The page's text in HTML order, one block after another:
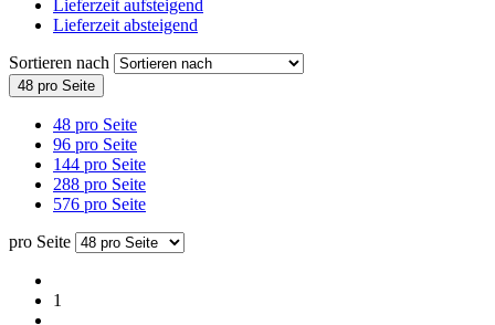
Lieferzeit aufsteigend
Lieferzeit absteigend
Sortieren nach
48 pro Seite
48 pro Seite
96 pro Seite
144 pro Seite
288 pro Seite
576 pro Seite
pro Seite
1